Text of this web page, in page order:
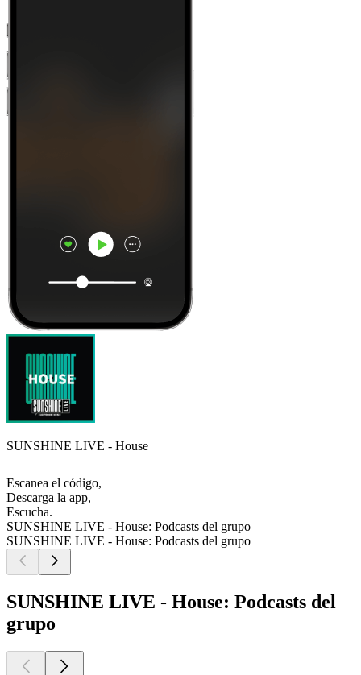
SUNSHINE LIVE - House
Escanea el código,
Descarga la app,
Escucha.
SUNSHINE LIVE - House: Podcasts del grupo
SUNSHINE LIVE - House: Podcasts del grupo
SUNSHINE LIVE - House: Podcasts del
grupo